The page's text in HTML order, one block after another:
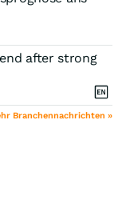
after strong
Branchennachrichten »